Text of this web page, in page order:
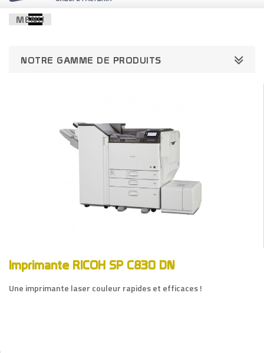
MENU
NOTRE GAMME DE PRODUITS
Imprimante RICOH SP C830 DN
Une imprimante laser couleur rapides et efficaces !